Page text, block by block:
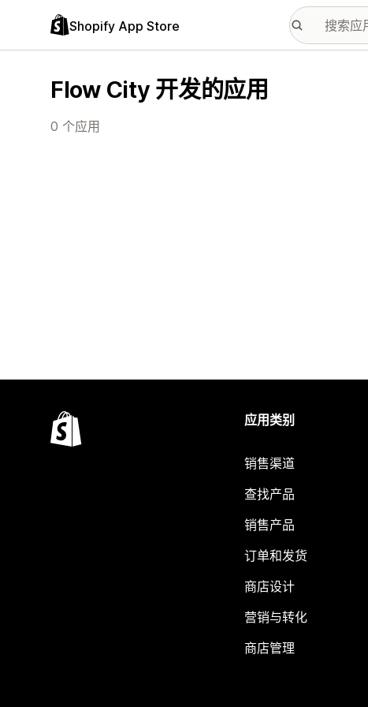
Shopify App Store
Flow City 开发的应用
0 个应用
应用类别
销售渠道
查找产品
销售产品
订单和发货
商店设计
营销与转化
商店管理